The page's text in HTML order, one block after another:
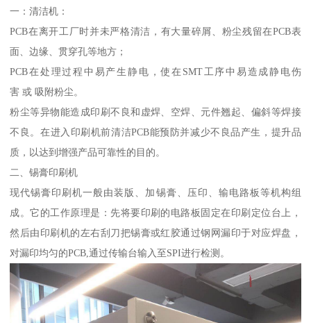
一：清洁机：
PCB在离开工厂时并未严格清洁，有大量碎屑、粉尘残留在PCB表
面、边缘、贯穿孔等地方；
PCB在处理过程中易产生静电，使在SMT工序中易造成静电伤
害 或 吸附粉尘。
粉尘等异物能造成印刷不良和虚焊、空焊、元件翘起、偏斜等焊接
不良。在进入印刷机前清洁PCB能预防并减少不良品产生，提升品
质，以达到增强产品可靠性的目的。
二、锡膏印刷机
现代锡膏印刷机一般由装版、加锡膏、压印、输电路板等机构组
成。它的工作原理是：先将要印刷的电路板固定在印刷定位台上，
然后由印刷机的左右刮刀把锡膏或红胶通过钢网漏印于对应焊盘，
对漏印均匀的PCB,通过传输台输入至SPI进行检测。